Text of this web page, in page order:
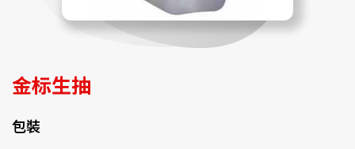
金标生抽
包裝